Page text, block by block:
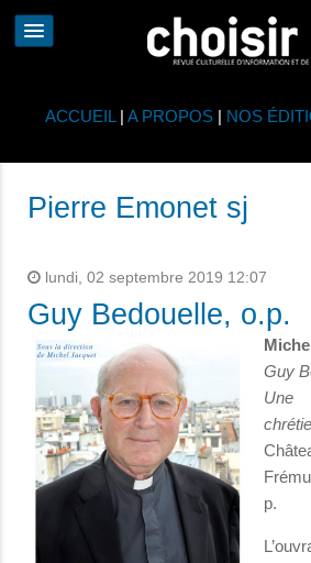
ACCUEIL | A PROPOS| NOS
Pierre Emonet sj
lundi, 02 septembre 2019 12:07
Guy Bedouelle, o.p.
Guy
Une
p.